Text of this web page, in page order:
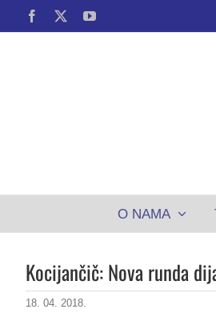
Facebook YouTube
O NAMA
Kocijančič: Nova runda
18. 04. 2018.